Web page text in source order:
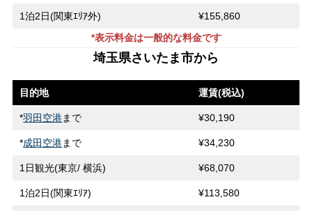
1泊2日(関東ｴﾘｱ外)
¥155,860
*表示料金は一般的な料金です
埼玉県さいたま市から
目的地 運賃(税込)
*羽田空港まで ¥30,190
*成田空港まで ¥34,230
1日観光(東京/ 横浜) ¥68,070
1泊2日(関東ｴﾘｱ) ¥113,580